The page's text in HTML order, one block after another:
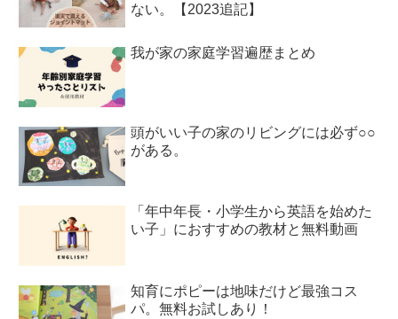
ない。【2023追記】
我が家の家庭学習遍歴まとめ
頭がいい子の家のリビングには必ず○○
がある。
「年中年長・小学生から英語を始めた
い子」におすすめの教材と無料動画
知育にポピーは地味だけど最強コス
パ。無料お試しあり！